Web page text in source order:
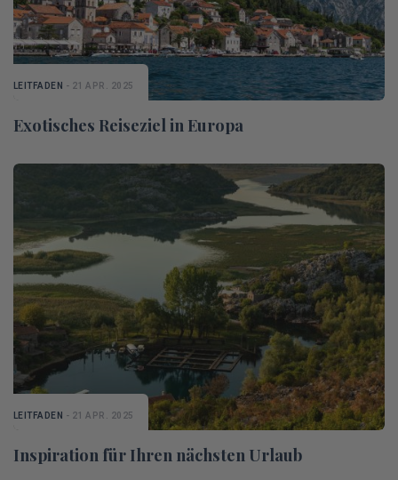
LEITFADEN - 21 APR. 2025
Exotisches Reiseziel in Europa
LEITFADEN - 21 APR. 2025
Inspiration für Ihren nächsten Urlaub